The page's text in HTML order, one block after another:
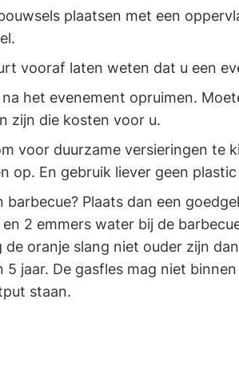
plaatsen met een
vooraf laten weten dat u een
het evenement opruimen.
zijn die kosten voor u.
voor duurzame versieringen te
op. En gebruik liever geen
barbecue? Plaats dan een
2 emmers water bij de
de oranje slang niet ouder zijn
5 jaar. De gasfles mag niet
staan.